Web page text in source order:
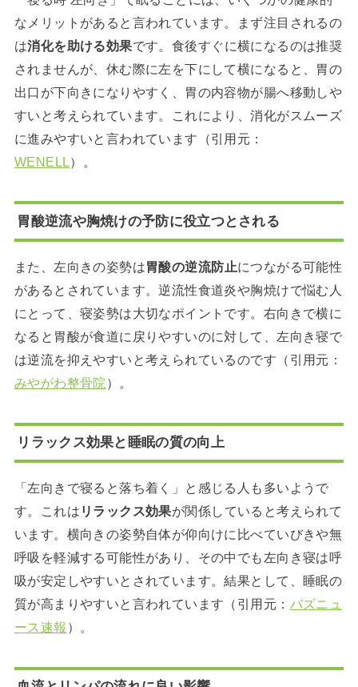
なメリットがあると言われています。まず注目されるの
は消化を助ける効果です。食後すぐに横になるのは推奨
されませんが、休む際に左を下にして横になると、胃の
出口が下向きになりやすく、胃の内容物が腸へ移動しや
すいと考えられています。これにより、消化がスムーズ
に進みやすいと言われています（引用元：
WENELL）。
胃酸逆流や胸焼けの予防に役立つとされる
また、左向きの姿勢は胃酸の逆流防止につながる可能性
があるとされています。逆流性食道炎や胸焼けで悩む人
にとって、寝姿勢は大切なポイントです。右向きで横に
なると胃酸が食道に戻りやすいのに対して、左向き寝で
は逆流を抑えやすいと考えられているのです（引用元：
みやがわ整骨院 ）。
リラックス効果と睡眠の質の向上
「左向きで寝ると落ち着く」と感じる人も多いようで
す。これは リラックス効果が関係していると考えられて
います。横向きの姿勢自体が仰向けに比べていびきや無
呼吸を軽減する可能性があり、その中でも左向き寝は呼
吸が安定しやすいとされています。結果として、睡眠の
質が高まりやすいと言われています（引用元： バズニュ
ース速報 ）。